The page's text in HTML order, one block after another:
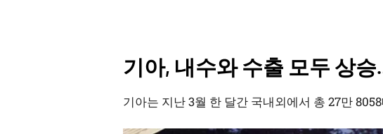
기아, 내수와 수출 모두 상
기아는 지난 3월 한 달간 국내외에서 총 27만